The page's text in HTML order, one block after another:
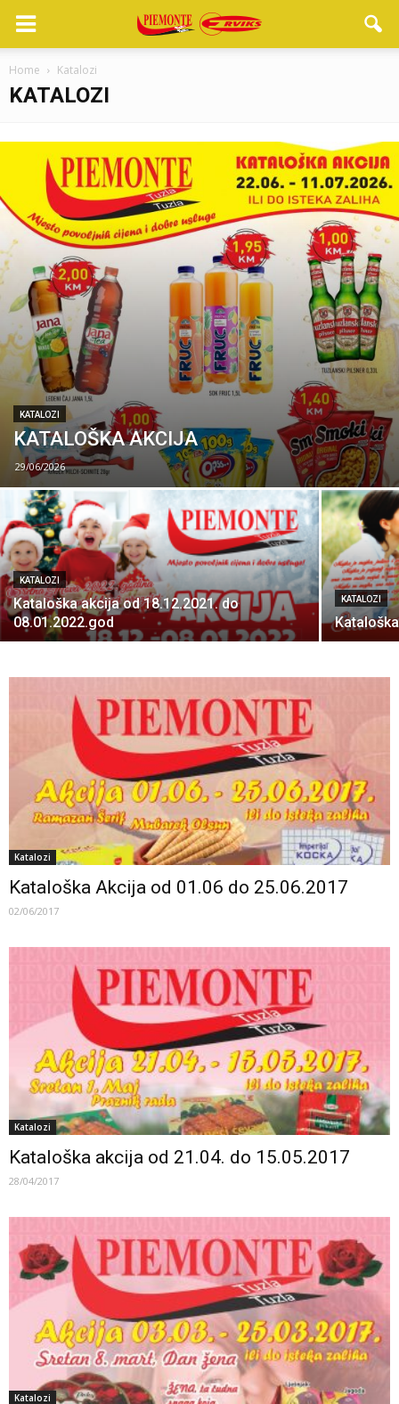
Home Katalozi
KATALOZI
KATALOZI
KATALOŠKA AKCIJA
29/06/2026
KATALOZI
Kataloška akcija od 18.12.2021. do
08.01.2022.god
KATALOZI
Katalozi
Kataloška Akcija od 01.06 do 25.06.2017
02/06/2017
Katalozi
Kataloška akcija od 21.04. do 15.05.2017
28/04/2017
Katalozi